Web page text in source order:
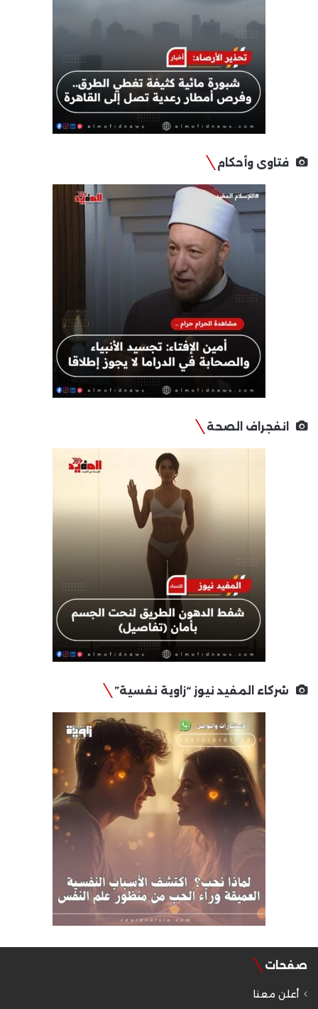
فتاوى وأحكام
انفجراف الصحة
شركاء المفيد نيوز “زاوية نفسية”
صفحات
أعلن معنا